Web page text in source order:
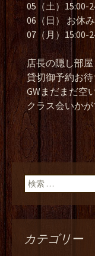
05（土）15:00-
06（日） お休み
07（月）15:00-
店長の隠し部屋
貸切御予約お待
GWまだまだ空
クラス会いかが
検索:
カテゴリー